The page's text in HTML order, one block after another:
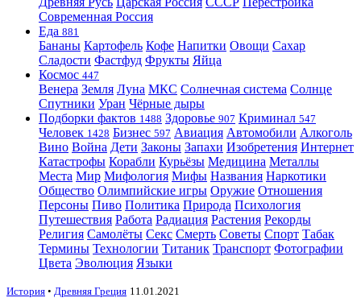
Современная Россия
Еда 881
Бананы Картофель Кофе Напитки Овощи Сахар
Сладости Фастфуд Фрукты Яйца
Космос 447
Венера Земля Луна МКС Солнечная система Солнце
Спутники Уран Чёрные дыры
Подборки фактов 1488 Здоровье 907 Криминал 547
Человек 1428 Бизнес 597 Авиация Автомобили Алкоголь
Вино Война Дети Законы Запахи Изобретения Интернет
Катастрофы Корабли Курьёзы Медицина Металлы
Места Мир Мифология Мифы Названия Наркотики
Общество Олимпийские игры Оружие Отношения
Персоны Пиво Политика Природа Психология
Путешествия Работа Радиация Растения Рекорды
Религия Самолёты Секс Смерть Советы Спорт Табак
Термины Технологии Титаник Транспорт Фотографии
Цвета Эволюция Языки
История • Древняя Греция 11.01.2021